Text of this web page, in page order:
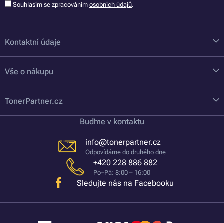
Souhlasím se zpracováním osobních údajů.
Kontaktní údaje
Vše o nákupu
TonerPartner.cz
Buďme v kontaktu
info@tonerpartner.cz
Odpovídáme do druhého dne
+420 228 886 882
Po–Pá: 8:00 – 16:00
Sledujte nás na Facebooku